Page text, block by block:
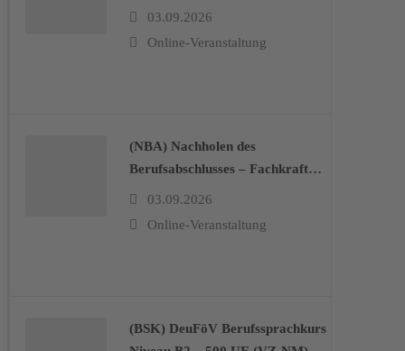
Büromanagement (BB)
03.09.2026
Online-Veranstaltung
(NBA) Nachholen des
Berufsabschlusses – Fachkraft
Lagerlogistik/Fachlagerist/-in (BB)
03.09.2026
Online-Veranstaltung
(BSK) DeuFöV Berufssprachkurs